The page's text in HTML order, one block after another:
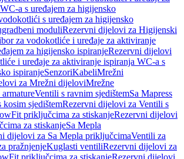
a s uređajem za higijensko
s uređajem za higijensko
moduliRezervni dijelovi za Higijenski
za vodokotliće i uređaje za aktiviranje
za higijensko ispiranjeRezervni dijelovi
i uređaje za aktiviranje ispiranja WC-a s
ispiranjeSenzoriKabeliMrežni
za Mrežni dijeloviMrežne
Ventili s ravnim sjedištemSa Mapress
kosim sjedištemRezervni dijelovi za Ventili s
priključcima za stiskanjeRezervni dijelovi
za stiskanjeSa Mepla
dijelovi za Sa Mepla priključcimaVentili za
pražnjenjeKuglasti ventiliRezervni dijelovi za
priključcima za stiskanjeRezervni dijelovi